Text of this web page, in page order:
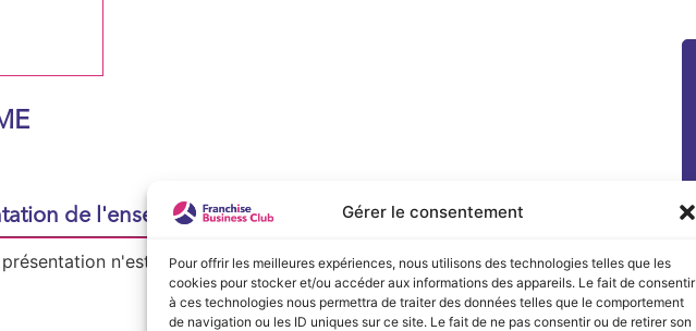
Gérer le consentement
Pour offrir les meilleures expériences, nous utilisons des technologies telles que les
cookies pour stocker et/ou accéder aux informations des appareils. Le fait de consentir
à ces technologies nous permettra de traiter des données telles que le comportement
de navigation ou les ID uniques sur ce site. Le fait de ne pas consentir ou de retirer son
de l'enseigne :
n'est disponible actuellement !